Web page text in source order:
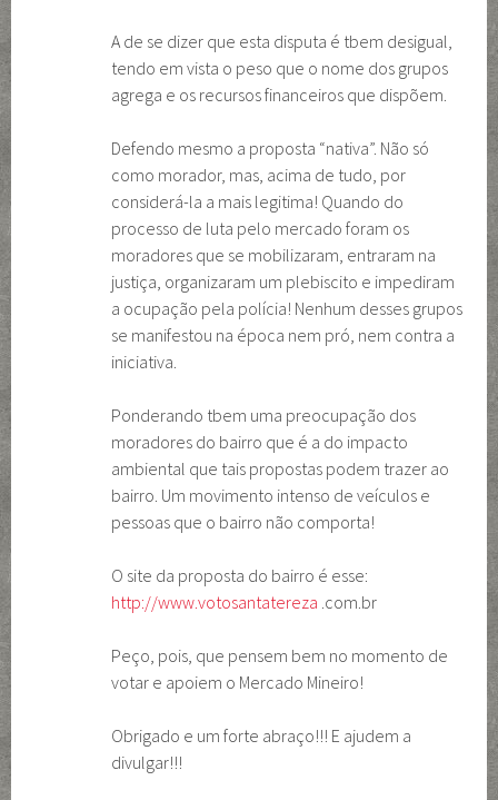
A de se dizer que esta disputa é tbem desigual,
tendo em vista o peso que o nome dos grupos
agrega e os recursos financeiros que dispõem.
Defendo mesmo a proposta “nativa”. Não só
como morador, mas, acima de tudo, por
considerá-la a mais legitima! Quando do
processo de luta pelo mercado foram os
moradores que se mobilizaram, entraram na
justiça, organizaram um plebiscito e impediram
a ocupação pela polícia! Nenhum desses grupos
se manifestou na época nem pró, nem contra a
iniciativa.
Ponderando tbem uma preocupação dos
moradores do bairro que é a do impacto
ambiental que tais propostas podem trazer ao
bairro. Um movimento intenso de veículos e
pessoas que o bairro não comporta!
O site da proposta do bairro é esse:
http://www.votosantatereza .com.br
Peço, pois, que pensem bem no momento de
votar e apoiem o Mercado Mineiro!
Obrigado e um forte abraço!!! E ajudem a
divulgar!!!